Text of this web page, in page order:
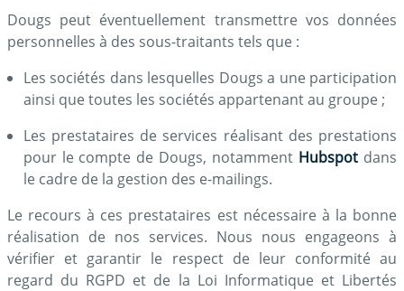
Dougs peut éventuellement transmettre vos données
personnelles à des sous-traitants tels que :
Les sociétés dans lesquelles Dougs a une participation
ainsi que toutes les sociétés appartenant au groupe ;
Les prestataires de services réalisant des prestations
pour le compte de Dougs, notamment Hubspot dans
le cadre de la gestion des e-mailings.
Le recours à ces prestataires est nécessaire à la bonne
réalisation de nos services. Nous nous engageons à
vérifier et garantir le respect de leur conformité au
regard du RGPD et de la Loi Informatique et Libertés